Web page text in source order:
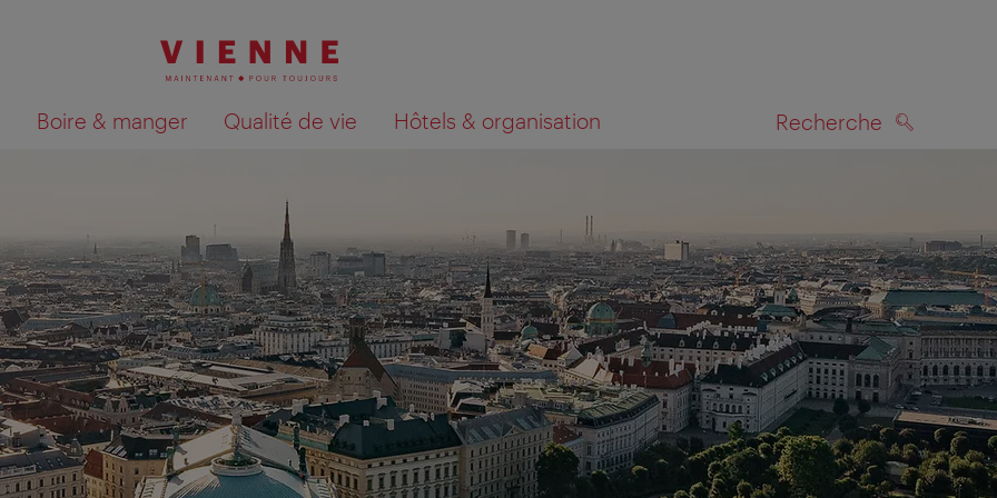
Boire & manger Qualité de vie Hôtels & organisation Recherche